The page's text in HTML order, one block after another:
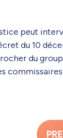
peut
du 10
du